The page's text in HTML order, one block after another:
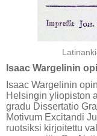
Isaac Wargelinin
Isaac Wargelinin
Helsingin yliopiston
gradu Dissertatio
Motivum Excitandi
ruotsiksi kirjoitettu